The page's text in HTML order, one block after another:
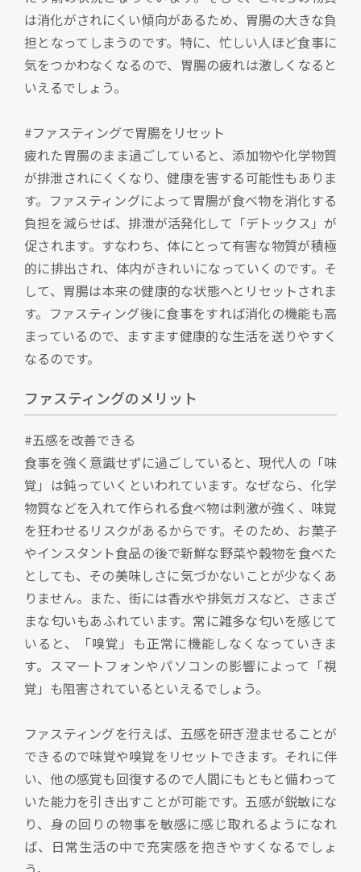
は消化がされにくい傾向があるため、胃腸の大きな負
担となってしまうのです。特に、忙しい人ほど食事に
気をつかわなくなるので、胃腸の疲れは激しくなると
いえるでしょう。
#ファスティングで胃腸をリセット
疲れた胃腸のまま過ごしていると、添加物や化学物質
が排泄されにくくなり、健康を害する可能性もありま
す。ファスティングによって胃腸が食べ物を消化する
負担を減らせば、排泄が活発化して「デトックス」が
促されます。すなわち、体にとって有害な物質が積極
的に排出され、体内がきれいになっていくのです。そ
して、胃腸は本来の健康的な状態へとリセットされま
す。ファスティング後に食事をすれば消化の機能も高
まっているので、ますます健康的な生活を送りやすく
なるのです。
ファスティングのメリット
#五感を改善できる
食事を強く意識せずに過ごしていると、現代人の「味
覚」は鈍っていくといわれています。なぜなら、化学
物質などを入れて作られる食べ物は刺激が強く、味覚
を狂わせるリスクがあるからです。そのため、お菓子
やインスタント食品の後で新鮮な野菜や穀物を食べた
としても、その美味しさに気づかないことが少なくあ
りません。また、街には香水や排気ガスなど、さまざ
まな匂いもあふれています。常に雑多な匂いを感じて
いると、「嗅覚」も正常に機能しなくなっていきま
す。スマートフォンやパソコンの影響によって「視
覚」も阻害されているといえるでしょう。
ファスティングを行えば、五感を研ぎ澄ませることが
できるので味覚や嗅覚をリセットできます。それに伴
い、他の感覚も回復するので人間にもともと備わって
いた能力を引き出すことが可能です。五感が鋭敏にな
り、身の回りの物事を敏感に感じ取れるようになれ
ば、日常生活の中で充実感を抱きやすくなるでしょ